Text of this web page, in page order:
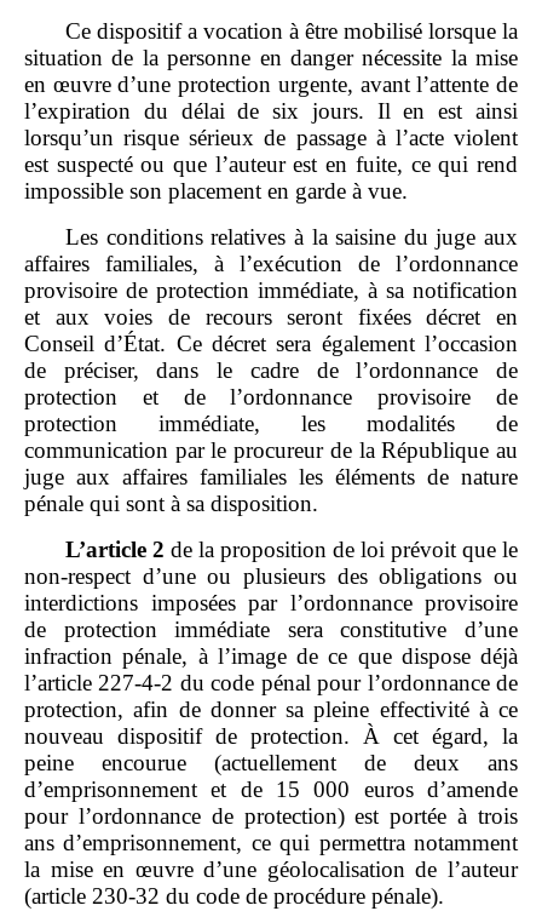
Ce dispositif a vocation à être mobilisé lorsque la
situation de la personne en danger nécessite la mise
en œuvre d’une protection urgente, avant l’attente de
l’expiration du délai de six jours. Il en est ainsi
lorsqu’un risque sérieux de passage à l’acte violent
est suspecté ou que l’auteur est en fuite, ce qui rend
impossible son placement en garde à vue.
Les conditions relatives à la saisine du juge aux
affaires familiales, à l’exécution de l’ordonnance
provisoire de protection immédiate, à sa notification
et aux voies de recours seront fixées décret en
Conseil d’État. Ce décret sera également l’occasion
de préciser, dans le cadre de l’ordonnance de
protection et de l’ordonnance provisoire de
protection immédiate, les modalités de
communication par le procureur de la République au
juge aux affaires familiales les éléments de nature
pénale qui sont à sa disposition.
L’article 2 de la proposition de loi prévoit que le
non‑respect d’une ou plusieurs des obligations ou
interdictions imposées par l’ordonnance provisoire
de protection immédiate sera constitutive d’une
infraction pénale, à l’image de ce que dispose déjà
l’article 227‑4‑2 du code pénal pour l’ordonnance de
protection, afin de donner sa pleine effectivité à ce
nouveau dispositif de protection. À cet égard, la
peine encourue (actuellement de deux ans
d’emprisonnement et de 15 000 euros d’amende
pour l’ordonnance de protection) est portée à trois
ans d’emprisonnement, ce qui permettra notamment
la mise en œuvre d’une géolocalisation de l’auteur
(article 230‑32 du code de procédure pénale).